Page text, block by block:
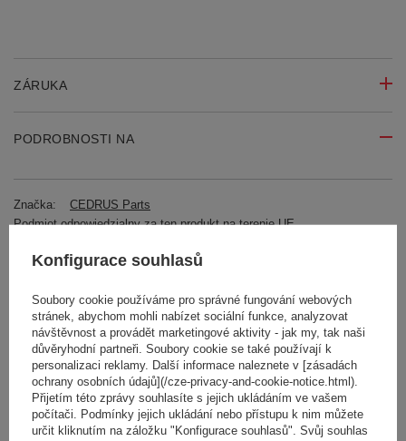
ZÁRUKA
PODROBNOSTI NA
Značka:
CEDRUS Parts
Podmiot odpowiedzialny za ten produkt na terenie UE
Symbol:
180130251-0001
Długość opakowania [mm]
100
Szerokość opakowania [mm]
61
Wysokość opakowania [mm]
16
Hmotnost
2.000 g
RECENZE
Konfigurace souhlasů
Soubory cookie používáme pro správné fungování webových
stránek, abychom mohli nabízet sociální funkce, analyzovat
návštěvnost a provádět marketingové aktivity - jak my, tak naši
důvěryhodní partneři. Soubory cookie se také používají k
personalizaci reklamy. Další informace naleznete v [zásadách
ochrany osobních údajů](/cze-privacy-and-cookie-notice.html).
Přijetím této zprávy souhlasíte s jejich ukládáním ve vašem
počítači. Podmínky jejich ukládání nebo přístupu k nim můžete
určit kliknutím na záložku "Konfigurace souhlasů". Svůj souhlas